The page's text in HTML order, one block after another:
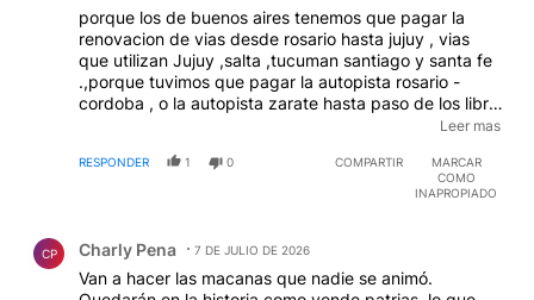
porque los de buenos aires tenemos que pagar la
renovacion de vias desde rosario hasta jujuy , vias
que utilizan Jujuy ,salta ,tucuman santiago y santa fe
.,porque tuvimos que pagar la autopista rosario -
cordoba , o la autopista zarate hasta paso de los libre
,porque tenemos que coparticipar el iva y retenciones
un 22%, todo eso es porque somos un pais federal ,
Leer mas
RESPONDER 1 0 COMPARTIR
MARCAR
COMO
INAPROPIADO
CP Charly Pena 7 DE JULIO DE 2026
Van a hacer las macanas que nadie se animó.